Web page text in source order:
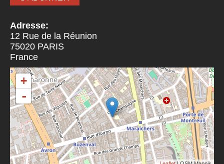
Adresse:
12 Rue de la Réunion
75020 PARIS
France
+
-